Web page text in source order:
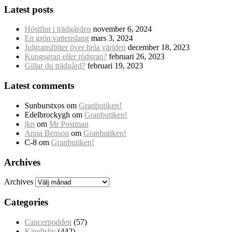
Latest posts
Höstfint i trädgården november 6, 2024
En grön vattenslang mars 3, 2024
Julgransfötter över hela världen december 18, 2023
Kungsgran eller rödgran? februari 26, 2023
Gillar du trädgård? februari 19, 2023
Latest comments
Sunburstxos om Granbutiken!
Edelbrockygh om Granbutiken!
jkn om Mr Postman
Anna Benson om Granbutiken!
C-8 om Granbutiken!
Archives
Archives
Categories
Cancerpodden (57)